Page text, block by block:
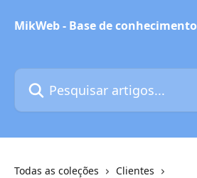
MikWeb - Base de conhecimento
Pesquisar artigos...
Todas as coleções
Clientes